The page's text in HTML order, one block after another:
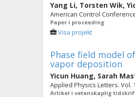
Yang Li, Torsten Wik,
American Control
Paper i proceeding
Visa projekt
Phase field model
vapor deposition
Yicun Huang, Sarah
Applied Physics Letters. Vol.
Artikel i vetenskaplig